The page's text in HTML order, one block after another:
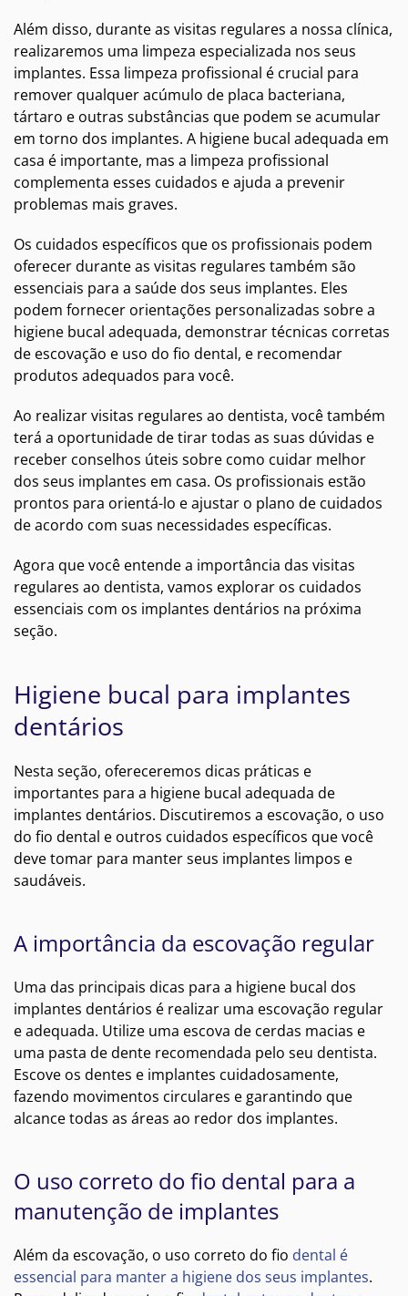
Além disso, durante as visitas regulares a nossa clínica,
realizaremos uma limpeza especializada nos seus
implantes. Essa limpeza profissional é crucial para
remover qualquer acúmulo de placa bacteriana,
tártaro e outras substâncias que podem se acumular
em torno dos implantes. A higiene bucal adequada em
casa é importante, mas a limpeza profissional
complementa esses cuidados e ajuda a prevenir
problemas mais graves.
Os cuidados específicos que os profissionais podem
oferecer durante as visitas regulares também são
essenciais para a saúde dos seus implantes. Eles
podem fornecer orientações personalizadas sobre a
higiene bucal adequada, demonstrar técnicas corretas
de escovação e uso do fio dental, e recomendar
produtos adequados para você.
Ao realizar visitas regulares ao dentista, você também
terá a oportunidade de tirar todas as suas dúvidas e
receber conselhos úteis sobre como cuidar melhor
dos seus implantes em casa. Os profissionais estão
prontos para orientá-lo e ajustar o plano de cuidados
de acordo com suas necessidades específicas.
Agora que você entende a importância das visitas
regulares ao dentista, vamos explorar os cuidados
essenciais com os implantes dentários na próxima
seção.
Higiene bucal para implantes
dentários
Nesta seção, ofereceremos dicas práticas e
importantes para a higiene bucal adequada de
implantes dentários. Discutiremos a escovação, o uso
do fio dental e outros cuidados específicos que você
deve tomar para manter seus implantes limpos e
saudáveis.
A importância da escovação regular
Uma das principais dicas para a higiene bucal dos
implantes dentários é realizar uma escovação regular
e adequada. Utilize uma escova de cerdas macias e
uma pasta de dente recomendada pelo seu dentista.
Escove os dentes e implantes cuidadosamente,
fazendo movimentos circulares e garantindo que
alcance todas as áreas ao redor dos implantes.
O uso correto do fio dental para a
manutenção de implantes
Além da escovação, o uso correto do fio dental é
essencial para manter a higiene dos seus implantes.